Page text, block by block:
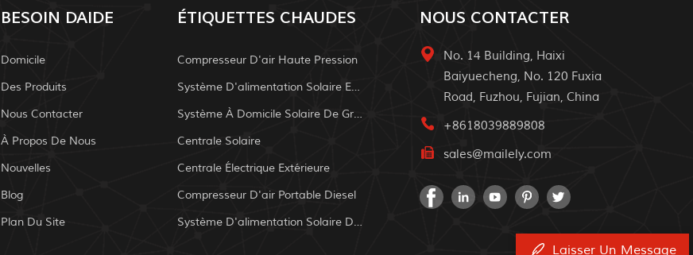
BESOIN DAIDE
Domicile
Des Produits
Nous Contacter
À Propos De Nous
Nouvelles
Blog
Plan Du Site
ÉTIQUETTES CHAUDES
Compresseur D'air Haute Pression
Système D'alimentation Solaire Extérieur
Système À Domicile Solaire De Grille
Centrale Solaire
Centrale Électrique Extérieure
Compresseur D'air Portable Diesel
Système D'alimentation Solaire Domestique
NOUS CONTACTER
No. 14 Building, Haixi
Baiyuecheng, No. 120 Fuxia
Road, Fuzhou, Fujian, China
+8618039889808
sales@mailely.com
Laisser Un Message